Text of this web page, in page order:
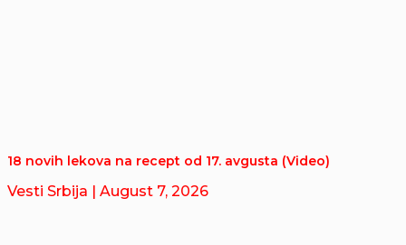
18 novih lekova na recept od 17. avgusta (Video)
Vesti Srbija | August 7, 2026